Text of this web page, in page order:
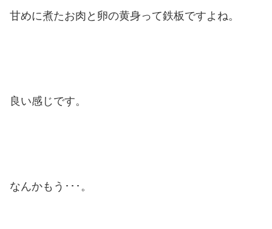
甘めに煮たお肉と卵の黄身って鉄板ですよね。
良い感じです。
なんかもう･･･。